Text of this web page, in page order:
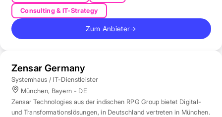
Consulting & IT-Strategy
Zum Anbieter→
Zensar Germany
Systemhaus / IT-Dienstleister
München, Bayern - DE
Zensar Technologies aus der indischen RPG Group bietet Digital-
und Transformationslösungen, in Deutschland vertreten in München.